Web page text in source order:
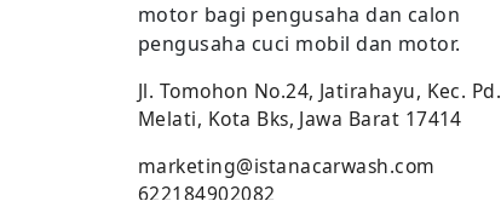
motor bagi pengusaha dan calon
pengusaha cuci mobil dan motor.
Jl. Tomohon No.24, Jatirahayu, Kec. Pd.
Melati, Kota Bks, Jawa Barat 17414
marketing@istanacarwash.com
622184902082